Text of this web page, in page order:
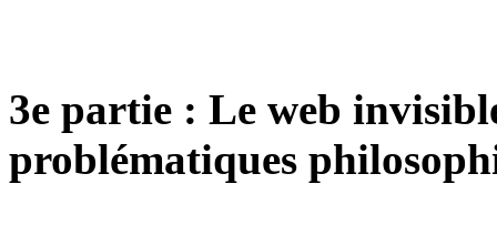
3e partie : Le web
problématiques